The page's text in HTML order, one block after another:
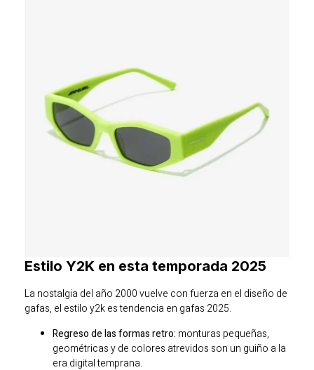
Estilo Y2K en esta temporada 2025
La nostalgia del año 2000 vuelve con fuerza en el diseño de
gafas, el estilo y2k es tendencia en gafas 2025.
Regreso de las formas retro: monturas pequeñas,
geométricas y de colores atrevidos son un guiño a la
era digital temprana.